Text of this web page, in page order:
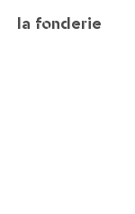
la fonderie